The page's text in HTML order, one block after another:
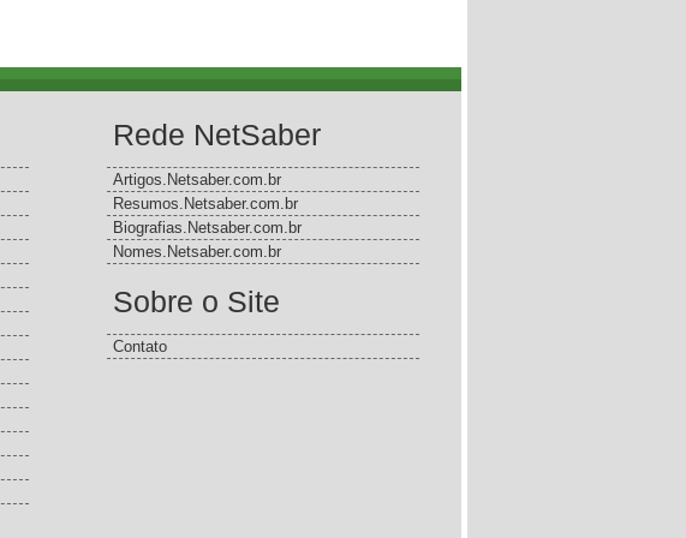
Rede NetSaber
Artigos.Netsaber.com.br
Resumos.Netsaber.com.br
Biografias.Netsaber.com.br
Nomes.Netsaber.com.br
Sobre o Site
Contato